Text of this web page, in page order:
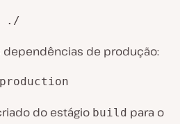
./
de produção:
production
do estágio build para o